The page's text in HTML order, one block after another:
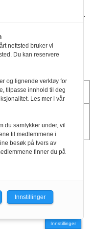
politi handler
leder etaten.
definere hva
P.,
K. A. (2021).
offentlig
J., &Innstillinger
nettsted bruker vi
Du kan reservere
og lignende verktøy for
tilpasse innhold til deg
Les mer i vår
du samtykker under, vil
til medlemmene i
besøk på tvers av
finner du på
Innstillinger